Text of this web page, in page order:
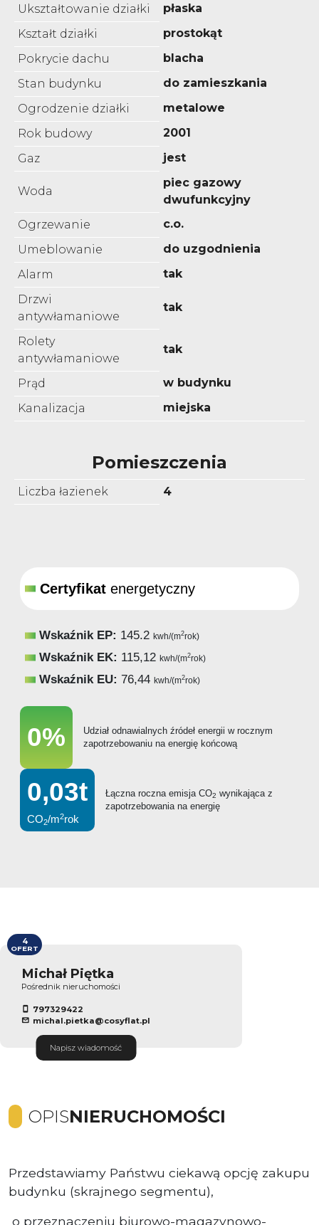
Ukształtowanie działki
płaska
Kształt działki
prostokąt
Pokrycie dachu
blacha
Stan budynku
do zamieszkania
Ogrodzenie działki
metalowe
Rok budowy
2001
Gaz
jest
Woda
piec gazowy
dwufunkcyjny
Ogrzewanie
c.o.
Umeblowanie
do uzgodnienia
Alarm
tak
Drzwi
antywłamaniowe
tak
Rolety
antywłamaniowe
tak
Prąd
w budynku
Kanalizacja
miejska
Pomieszczenia
Liczba łazienek 4
Certyfikat energetyczny
Wskaźnik EP: 145.2 kwh/(m2rok)
Wskaźnik EK: 115,12 kwh/(m2rok)
Wskaźnik EU: 76,44 kwh/(m2rok)
0%
Udział odnawialnych źródeł energii w rocznym
zapotrzebowaniu na energię końcową
0,03t
CO2/m2rok
Łączna roczna emisja CO2 wynikająca z
zapotrzebowania na energię
Michał Piętka
Pośrednik nieruchomości
797329422
michal.pietka@cosyflat.pl
Napisz wiadomość
4
OFERT
OPISNIERUCHOMOŚCI
Przedstawiamy Państwu ciekawą opcję zakupu
budynku (skrajnego segmentu),
o przeznaczeniu biurowo-magazynowo-